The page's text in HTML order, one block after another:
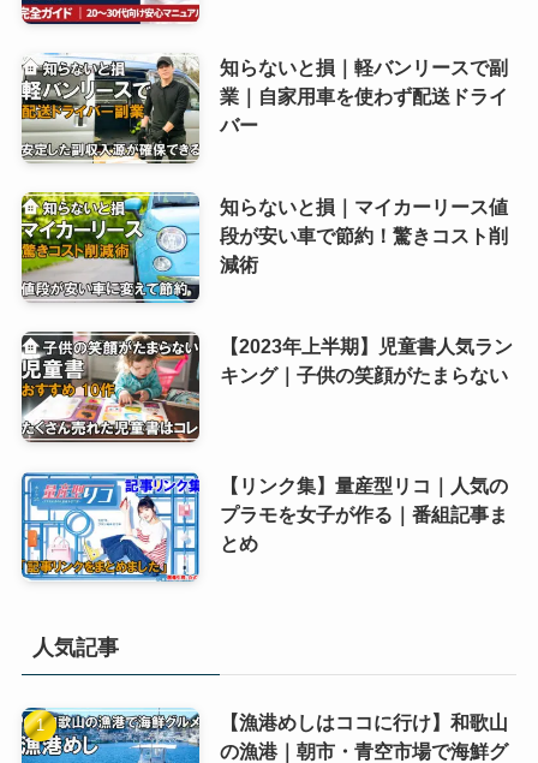
知らないと損｜軽バンリースで副
業｜自家用車を使わず配送ドライ
バー
知らないと損｜マイカーリース値
段が安い車で節約！驚きコスト削
減術
【2023年上半期】児童書人気ラン
キング｜子供の笑顔がたまらない
【リンク集】量産型リコ｜人気の
プラモを女子が作る｜番組記事ま
とめ
人気記事
【漁港めしはココに行け】和歌山
の漁港｜朝市・青空市場で海鮮グ